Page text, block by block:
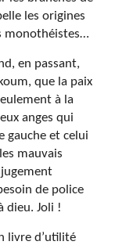
les origines
monothéistes…
en passant,
que la paix
à la
anges qui
gauche et celui
mauvais
de police
dieu. Joli !
livre d’utilité